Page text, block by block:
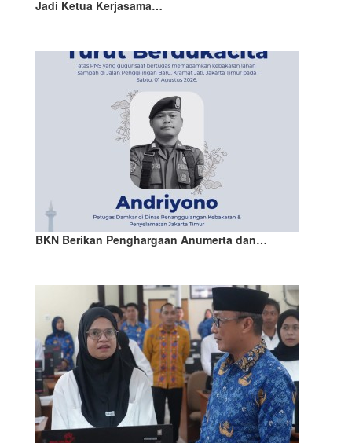
Jadi Ketua Kerjasama…
BKN Berikan Penghargaan Anumerta dan…